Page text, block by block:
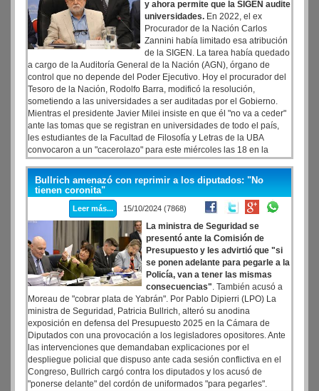
y ahora permite que la SIGEN audite
universidades. En 2022, el ex
Procurador de la Nación Carlos
Zannini había limitado esa atribución
de la SIGEN. La tarea había quedado
a cargo de la Auditoría General de la Nación (AGN), órgano de
control que no depende del Poder Ejecutivo. Hoy el procurador del
Tesoro de la Nación, Rodolfo Barra, modificó la resolución,
sometiendo a las universidades a ser auditadas por el Gobierno.
Mientras el presidente Javier Milei insiste en que él "no va a ceder"
ante las tomas que se registran en universidades de todo el país,
les estudiantes de la Facultad de Filosofía y Letras de la UBA
convocaron a un "cacerolazo" para este miércoles las 18 en la
intersección de Púan y Rivadavia, a pocas cuadras de la sede
universitaria.
Bullrich amenazó con reprimir a los diputados: "No
tienen coronita"
Leer más... 15/10/2024 (7868)
La ministra de Seguridad se
presentó ante la Comisión de
Presupuesto y les advirtió que "si
se ponen adelante para pegarle a la
Policía, van a tener las mismas
consecuencias". También acusó a
Moreau de "cobrar plata de Yabrán". Por Pablo Dipierri (LPO) La
ministra de Seguridad, Patricia Bullrich, alteró su anodina
exposición en defensa del Presupuesto 2025 en la Cámara de
Diputados con una provocación a los legisladores opositores. Ante
las intervenciones que demandaban explicaciones por el
despliegue policial que dispuso ante cada sesión conflictiva en el
Congreso, Bullrich cargó contra los diputados y los acusó de
"ponerse delante" del cordón de uniformados "para pegarles".